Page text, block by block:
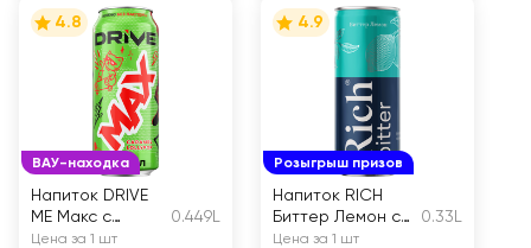
ВАУ-находка
4.8
Напиток DRIVE
ME Макс с
кофеином,
0.449L
Цена за 1 шт
Розыгрыш призов
4.9
Напиток RICH
Биттер Лемон с
пониженной
0.33L
Цена за 1 шт